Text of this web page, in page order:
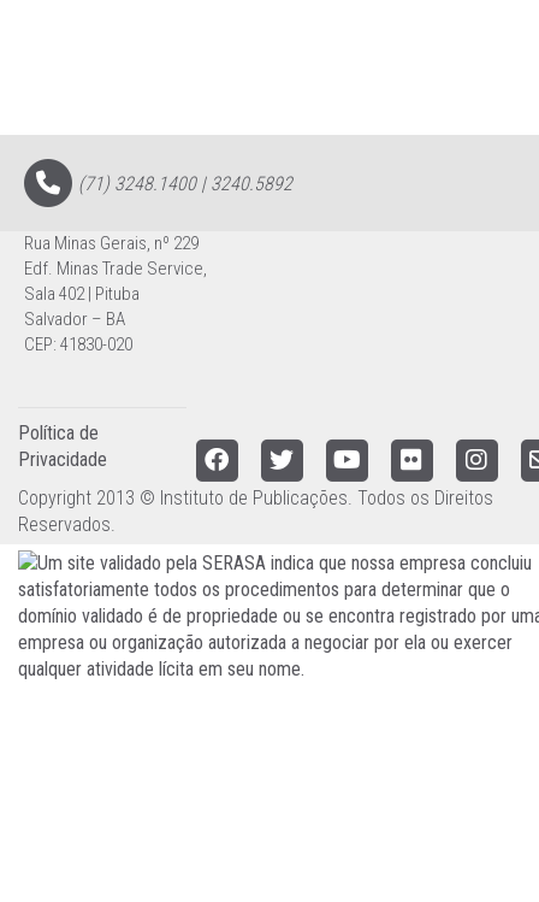
(71) 3248.1400 | 3240.5892
Rua Minas Gerais, nº 229
Edf. Minas Trade Service,
Sala 402 | Pituba
Salvador – BA
CEP: 41830-020
Política de
Privacidade
Copyright 2013 © Instituto de Publicações. Todos os Direitos
Reservados.